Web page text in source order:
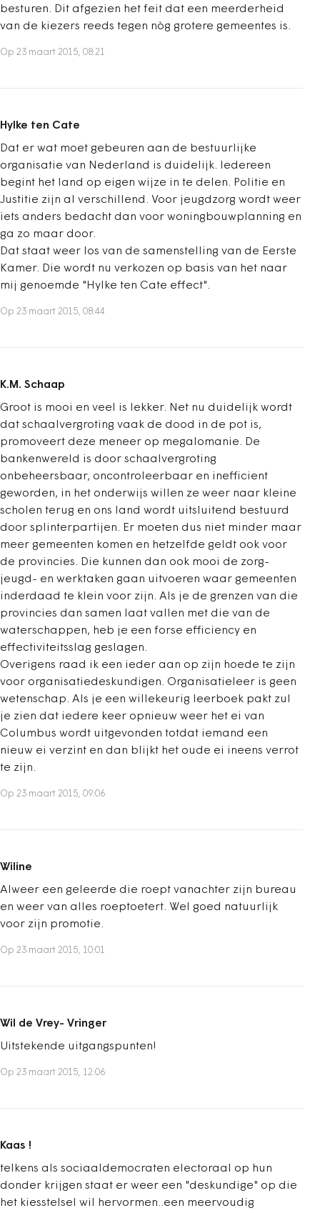
besturen. Dit afgezien het feit dat een meerderheid
van de kiezers reeds tegen nòg grotere gemeentes is.
Op 23 maart 2015, 08:21
Hylke ten Cate
Dat er wat moet gebeuren aan de bestuurlijke
organisatie van Nederland is duidelijk. Iedereen
begint het land op eigen wijze in te delen. Politie en
Justitie zijn al verschillend. Voor jeugdzorg wordt weer
iets anders bedacht dan voor woningbouwplanning en
ga zo maar door.
Dat staat weer los van de samenstelling van de Eerste
Kamer. Die wordt nu verkozen op basis van het naar
mij genoemde "Hylke ten Cate effect".
Op 23 maart 2015, 08:44
K.M. Schaap
Groot is mooi en veel is lekker. Net nu duidelijk wordt
dat schaalvergroting vaak de dood in de pot is,
promoveert deze meneer op megalomanie. De
bankenwereld is door schaalvergroting
onbeheersbaar, oncontroleerbaar en inefficient
geworden, in het onderwijs willen ze weer naar kleine
scholen terug en ons land wordt uitsluitend bestuurd
door splinterpartijen. Er moeten dus niet minder maar
meer gemeenten komen en hetzelfde geldt ook voor
de provincies. Die kunnen dan ook mooi de zorg-
jeugd- en werktaken gaan uitvoeren waar gemeenten
inderdaad te klein voor zijn. Als je de grenzen van die
provincies dan samen laat vallen met die van de
waterschappen, heb je een forse efficiency en
effectiviteitsslag geslagen.
Overigens raad ik een ieder aan op zijn hoede te zijn
voor organisatiedeskundigen. Organisatieleer is geen
wetenschap. Als je een willekeurig leerboek pakt zul
je zien dat iedere keer opnieuw weer het ei van
Columbus wordt uitgevonden totdat iemand een
nieuw ei verzint en dan blijkt het oude ei ineens verrot
te zijn.
Op 23 maart 2015, 09:06
Wiline
Alweer een geleerde die roept vanachter zijn bureau
en weer van alles roeptoetert. Wel goed natuurlijk
voor zijn promotie.
Op 23 maart 2015, 10:01
Wil de Vrey- Vringer
Uitstekende uitgangspunten!
Op 23 maart 2015, 12:06
Kaas !
telkens als sociaaldemocraten electoraal op hun
donder krijgen staat er weer een "deskundige" op die
het kiesstelsel wil hervormen..een meervoudig